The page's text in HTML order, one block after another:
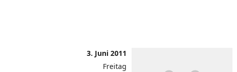
3. Juni 2011
Freitag